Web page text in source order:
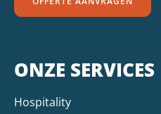
ONZE SERVICES
Hospitality